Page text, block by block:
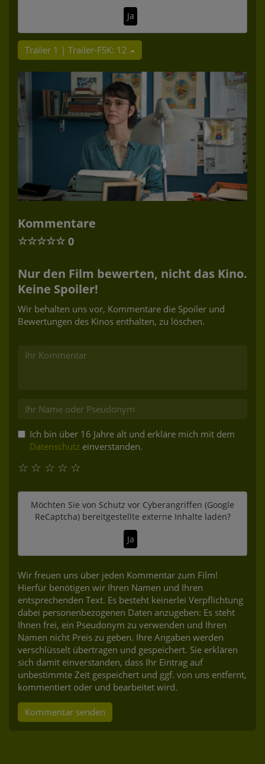
Ja
Trailer 1 | Trailer-FSK: 12
Kommentare
☆☆☆☆☆ 0
Nur den Film bewerten, nicht das Kino.
Keine Spoiler!
Wir behalten uns vor, Kommentare die Spoiler und
Bewertungen des Kinos enthalten, zu löschen.
Ich bin über 16 Jahre alt und erkläre mich mit dem
Datenschutz einverstanden.
☆
☆
☆
☆
☆
Möchten Sie von Schutz vor Cyberangriffen (Google
ReCaptcha)bereitgestellte externe Inhalte laden?
Ja
Wir freuen uns über jeden Kommentar zum Film!
Hierfür benötigen wir Ihren Namen und Ihren
entsprechenden Text. Es besteht keinerlei Verpflichtung
dabei personenbezogenen Daten anzugeben: Es steht
Ihnen frei, ein Pseudonym zu verwenden und Ihren
Namen nicht Preis zu geben. Ihre Angaben werden
verschlüsselt übertragen und gespeichert. Sie erklären
sich damit einverstanden, dass Ihr Eintrag auf
unbestimmte Zeit gespeichert und ggf. von uns entfernt,
kommentiert oder und bearbeitet wird.
Kommentar senden